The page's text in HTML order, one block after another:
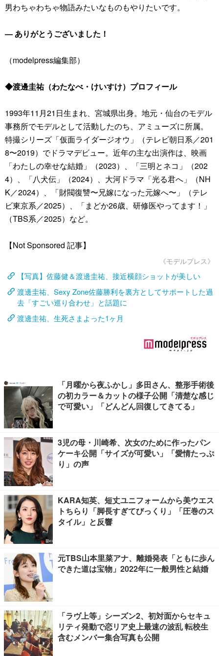
男わちゃわちゃ物語みたいなものもやりたいです。
― ありがとうございました！
（modelpress編集部）
◆渡邊圭祐（わたなべ・けいすけ）プロフィール
1993年11月21日生まれ、宮城県出身。地元・仙台のモデル
事務所でモデルとして活動したのち、アミューズに所属。
特撮シリーズ「仮面ライダージオウ」（テレビ朝日系／201
8〜2019）でドラマデビュー。近年の主な出演作は、映画
「わたしの幸せな結婚」（2023）、「三明とネコ」（202
4）、「八犬伝」（2024）、大河ドラマ「光る君へ」（NH
K／2024）、「財閥復讐〜兄嫁になった元嫁へ〜」（テレ
ビ東京系／2025）、「まどか26歳、研修医やってます！」
（TBS系／2025）など。
【Not Sponsored 記事】
《モデルプレス》
【写真】佐藤健＆渡邊圭祐、接近横顔ショットが美しい
渡邊圭祐、Sexy Zone佐藤勝利を裏方としてサポートした過
去「すごい巡り合わせ」と話題に
渡邊圭祐、生死さまよった1ヶ月
「月曜から夜ふかし」多田さん、整形手術後
の初カラー＆カットの様子公開「清楚な感じ
で可愛い」「どんどん回復してきてる」
3児の母・川崎希、次女のために作ったパン
ケーキ公開「サイズが可愛い」「愛情たっぷ
り」の声
KARA知英、短丈ユニフォームから美ウエス
トちらり「脚長すぎてびっくり」「圧巻のス
タイル」と反響
元TBS山本里菜アナ、離婚発表「ともに歩ん
できた道は宝物」2022年に一般男性と結婚
「ラヴ上等」シーズン2、初対面からセキュ
リティ発動で恋リア史上最速の波乱 転校生
含むメンバー集合写真も公開